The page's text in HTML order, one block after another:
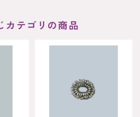
カテゴリの商品